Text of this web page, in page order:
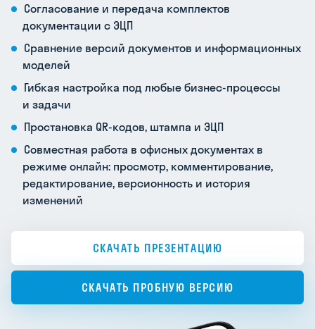
Согласование и передача комплектов
документации с ЭЦП
Сравнение версий документов и информационных
моделей
Гибкая настройка под любые бизнес-процессы
и задачи
Простановка QR-кодов, штампа и ЭЦП
Совместная работа в офисных документах в
режиме онлайн: просмотр, комментирование,
редактирование, версионность и история
изменений
СКАЧАТЬ ПРЕЗЕНТАЦИЮ
СКАЧАТЬ ПРОБНУЮ ВЕРСИЮ